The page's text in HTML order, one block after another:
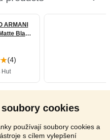
cookies
používají soubory cookies a
s cílem vylepšení
3372